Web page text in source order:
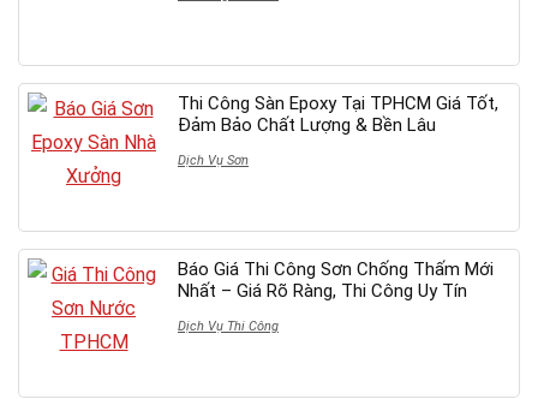
Thi Công Sàn Epoxy Tại TPHCM Giá Tốt,
Đảm Bảo Chất Lượng & Bền Lâu
Dịch Vụ Sơn
Báo Giá Thi Công Sơn Chống Thấm Mới
Nhất – Giá Rõ Ràng, Thi Công Uy Tín
Dịch Vụ Thi Công